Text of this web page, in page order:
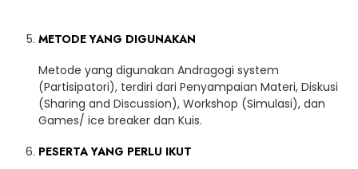
METODE YANG DIGUNAKAN
Metode yang digunakan Andragogi system
(Partisipatori), terdiri dari Penyampaian Materi, Diskusi
(Sharing and Discussion), Workshop (Simulasi), dan
Games/ ice breaker dan Kuis.
PESERTA YANG PERLU IKUT